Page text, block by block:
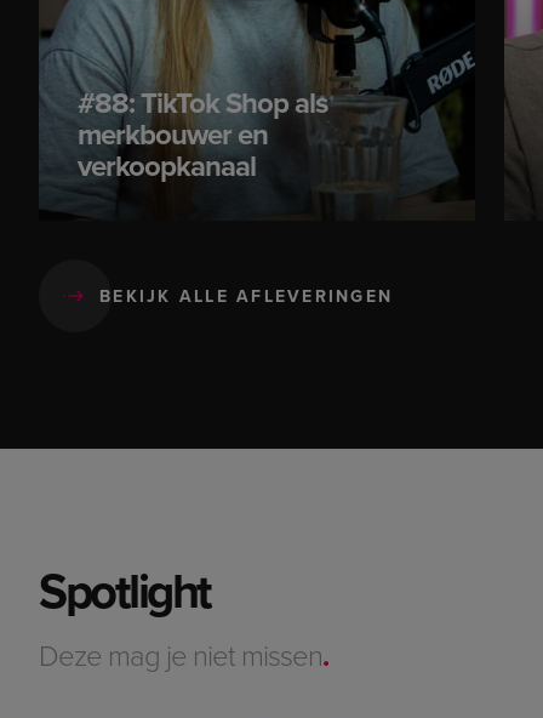
BEKIJK ALLE AFLEVERINGEN
#88: TikTok Shop als
merkbouwer en
verkoopkanaal
Spotlight
Deze mag je niet missen.